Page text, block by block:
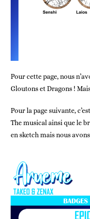
Pour cette page, nous
Gloutons et Dragons !
Pour la page suivante,
The musical ainsi que le
en sketch mais nous